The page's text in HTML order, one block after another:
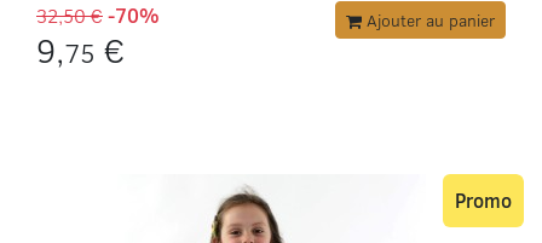
32,50 €-70%
9,75 €
Ajouter au panier
Promo